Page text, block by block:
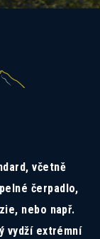
včetně
čerpadlo,
nebo např.
vydží extrémní